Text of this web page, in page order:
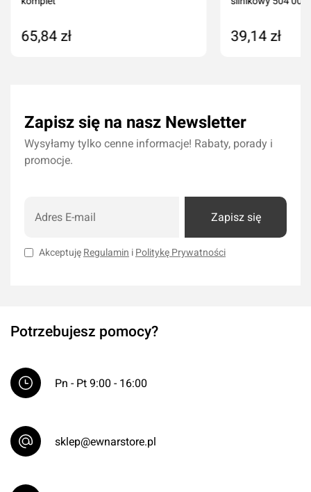
65,84 zł 39,14 zł
Zapisz się na nasz Newsletter
Wysyłamy tylko cenne informacje! Rabaty, porady i
promocje.
Zapisz się
Akceptuję Regulamin i Politykę Prywatności
Potrzebujesz pomocy?
Pn - Pt 9:00 - 16:00
sklep@ewnarstore.pl